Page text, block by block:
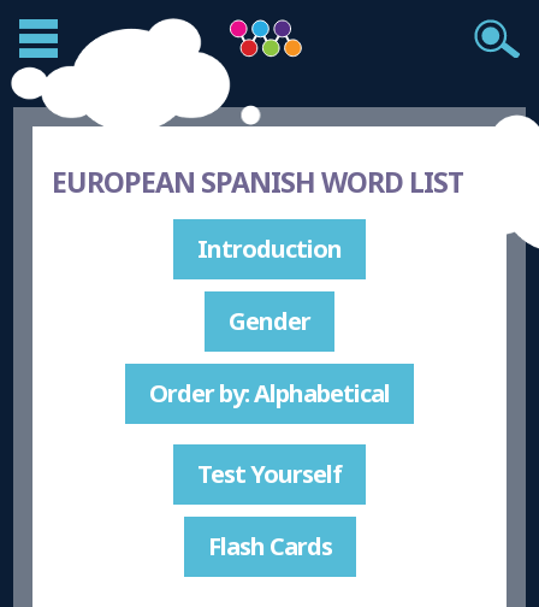
EUROPEAN SPANISH WORD LIST
Introduction
Gender
Order by: Alphabetical
Test Yourself
Flash Cards